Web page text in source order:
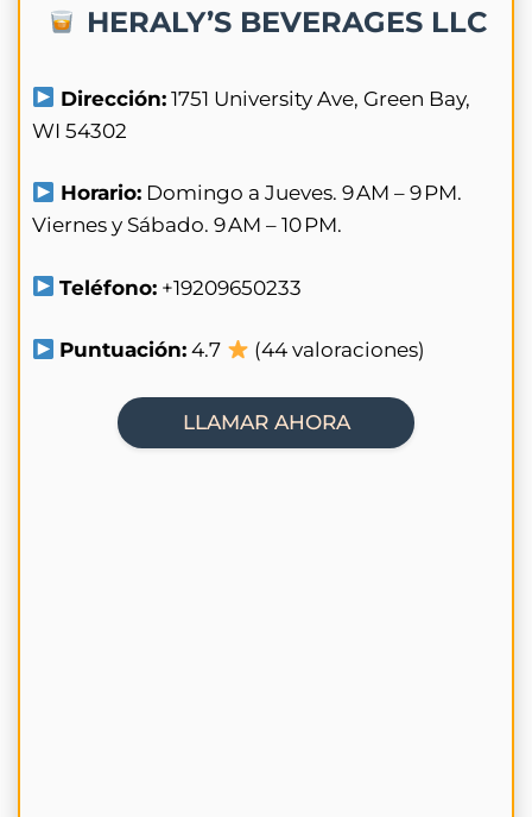
HERALY’S BEVERAGES LLC
Dirección: 1751 University Ave, Green Bay,
WI 54302
Horario: Domingo a Jueves. 9 AM – 9 PM.
Viernes y Sábado. 9 AM – 10 PM.
Teléfono: +19209650233
Puntuación: 4.7 (44 valoraciones)
LLAMAR AHORA